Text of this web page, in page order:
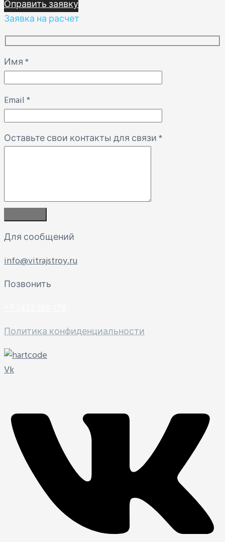
Оправить заявку
Заявка на расчет
Имя*
Email *
Оставьте свои контакты для связи*
Для сообщений
info@vitrajstroy.ru
Позвонить
Политика конфиденциальности
Vk